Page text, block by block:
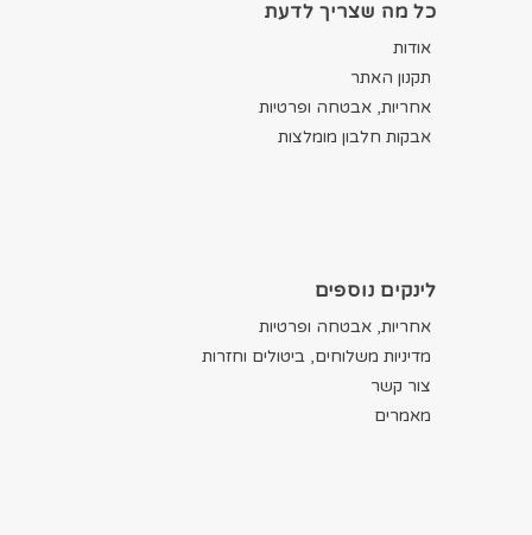
כל מה שצריך לדעת
אודות
תקנון האתר
אחריות, אבטחה ופרטיות
אבקות חלבון מומלצות
לינקים נוספים
אחריות, אבטחה ופרטיות
מדיניות משלוחים, ביטולים וחזרות
צור קשר
מאמרים